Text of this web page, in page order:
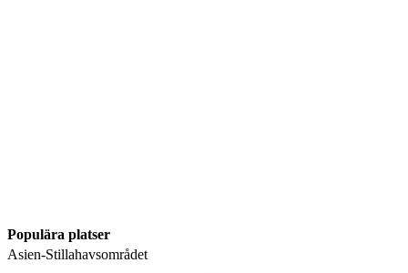
Populära platser​​
Asien-Stillahavsområdet​​